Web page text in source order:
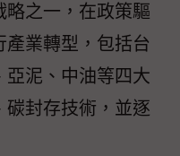
略之一，在政策驅
業轉型，包括台
亞泥、中油等四大
碳封存技術，並逐